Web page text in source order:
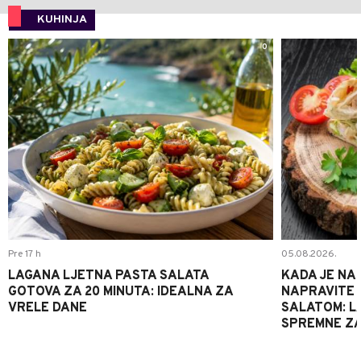
KUHINJA
0
Pre 17 h
LAGANA LJETNA PASTA SALATA
GOTOVA ZA 20 MINUTA: IDEALNA ZA
VRELE DANE
05.08.2026.
KADA JE
NAPRAVITE
SALATOM:
SPREMNE